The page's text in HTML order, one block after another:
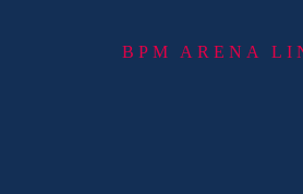
BPM ARENA